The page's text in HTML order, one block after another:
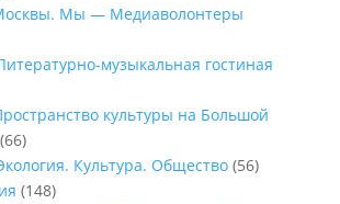
Мы — Медиаволонтеры
музыкальная гостиная
культуры на Большой
(66)
Культура. Общество(56)
(148)